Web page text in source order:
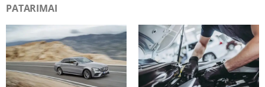
PATARIMAI